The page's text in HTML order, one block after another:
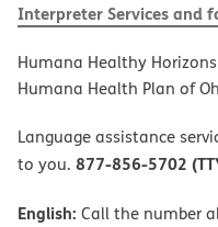
Interpreter Services and
Humana Healthy
Humana Health Plan of
Language assistance
to you. 877-856-5702
English: Call the number